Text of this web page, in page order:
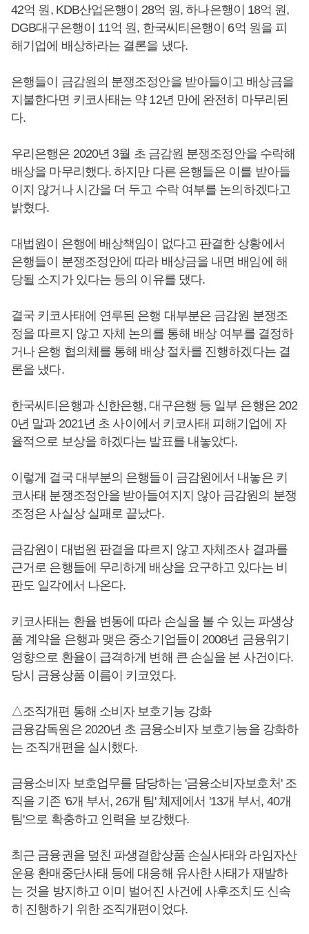
42억 원, KDB산업은행이 28억 원, 하나은행이 18억 원,
DGB대구은행이 11억 원, 한국씨티은행이 6억 원을 피
해기업에 배상하라는 결론을 냈다.
은행들이 금감원의 분쟁조정안을 받아들이고 배상금을
지불한다면 키코사태는 약 12년 만에 완전히 마무리된
다.
우리은행은 2020년 3월 초 금감원 분쟁조정안을 수락해
배상을 마무리했다. 하지만 다른 은행들은 이를 받아들
이지 않거나 시간을 더 두고 수락 여부를 논의하겠다고
밝혔다.
대법원이 은행에 배상책임이 없다고 판결한 상황에서
은행들이 분쟁조정안에 따라 배상금을 내면 배임에 해
당될 소지가 있다는 등의 이유를 댔다.
결국 키코사태에 연루된 은행 대부분은 금감원 분쟁조
정을 따르지 않고 자체 논의를 통해 배상 여부를 결정하
거나 은행 협의체를 통해 배상 절차를 진행하겠다는 결
론을 냈다.
한국씨티은행과 신한은행, 대구은행 등 일부 은행은 202
0년 말과 2021년 초 사이에서 키코사태 피해기업에 자
율적으로 보상을 하겠다는 발표를 내놓았다.
이렇게 결국 대부분의 은행들이 금감원에서 내놓은 키
코사태 분쟁조정안을 받아들여지지 않아 금감원의 분쟁
조정은 사실상 실패로 끝났다.
금감원이 대법원 판결을 따르지 않고 자체조사 결과를
근거로 은행들에 무리하게 배상을 요구하고 있다는 비
판도 일각에서 나온다.
키코사태는 환율 변동에 따라 손실을 볼 수 있는 파생상
품 계약을 은행과 맺은 중소기업들이 2008년 금융위기
영향으로 환율이 급격하게 변해 큰 손실을 본 사건이다.
당시 금융상품 이름이 키코였다.
△조직개편 통해 소비자 보호기능 강화
금융감독원은 2020년 초 금융소비자 보호기능을 강화하
는 조직개편을 실시했다.
금융소비자 보호업무를 담당하는 '금융소비자보호처' 조
직을 기존 '6개 부서, 26개 팀' 체제에서 '13개 부서, 40개
팀'으로 확충하고 인력을 보강했다.
최근 금융권을 덮친 파생결합상품 손실사태와 라임자산
운용 환매중단사태 등에 대응해 유사한 사태가 재발하
는 것을 방지하고 이미 벌어진 사건에 사후조치도 신속
히 진행하기 위한 조직개편이었다.